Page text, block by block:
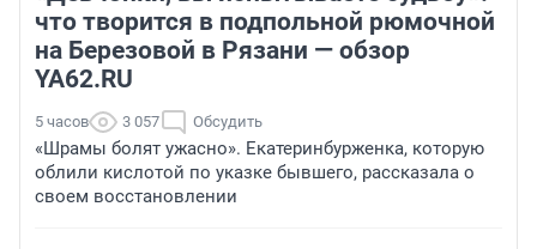
что творится в подпольной рюмочной
на Березовой в Рязани — обзор
YA62.RU
5 часов 3 057 Обсудить
«Шрамы болят ужасно». Екатеринбурженка, которую
облили кислотой по указке бывшего, рассказала о
своем восстановлении